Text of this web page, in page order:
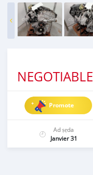
NEGOTIABLE
Promote
Ad ṣẹda
Janvier 31